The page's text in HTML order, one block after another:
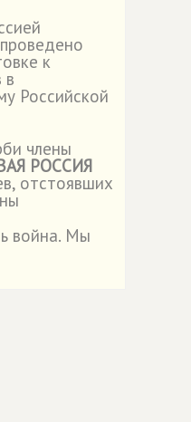
к
в
Российской
члены
РОССИЯ
отстоявших
война. Мы